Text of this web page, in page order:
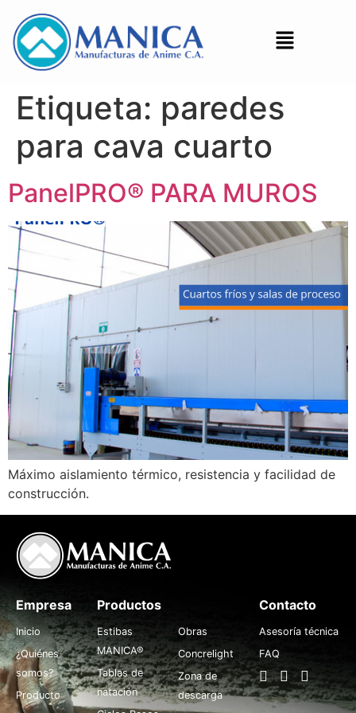
Etiqueta: paredes
para cava cuarto
PanelPRO® PARA MUROS
Máximo aislamiento térmico, resistencia y facilidad de
construcción.
Empresa
Inicio
¿Quiénes
somos?
Producto
Productos
Estibas
MANICA®
Tablas de
natación
Obras
Concrelight
Zona de
descarga
Contacto
Asesoría técnica
FAQ